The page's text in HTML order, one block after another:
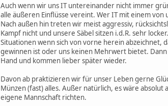
Auch wenn wir uns IT untereinander nicht immer
alle äußeren Einflüsse vereint. Wer IT mit einem von
Nach außen hin treten wir meist aggressiv,
Kampf nicht und unsere Säbel sitzen i.d.R. sehr
Situationen wenn sich von vorne herein abzeichnet,
gewinnen ist oder uns keinen Mehrwert bietet.
Hand und kommen lieber später wieder.
Davon ab praktizieren wir für unser Leben gerne
Münzen (fast) alles. Außer natürlich, es wäre
eigene Mannschaft richten.